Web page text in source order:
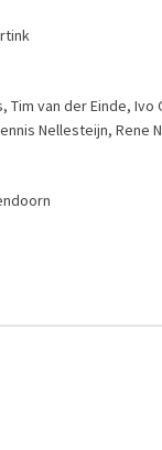
van der Einde,
Nellesteijn,